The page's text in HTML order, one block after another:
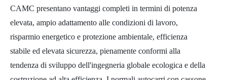
CAMC presentano vantaggi completi in termini di potenza
elevata, ampio adattamento alle condizioni di lavoro,
risparmio energetico e protezione ambientale, efficienza
stabile ed elevata sicurezza, pienamente conformi alla
tendenza di sviluppo dell'ingegneria globale ecologica e della